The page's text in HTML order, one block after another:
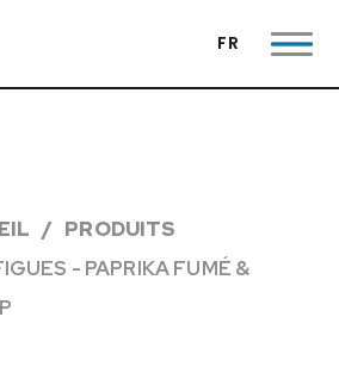
FR
PRODUITS
- PAPRIKA FUMÉ &